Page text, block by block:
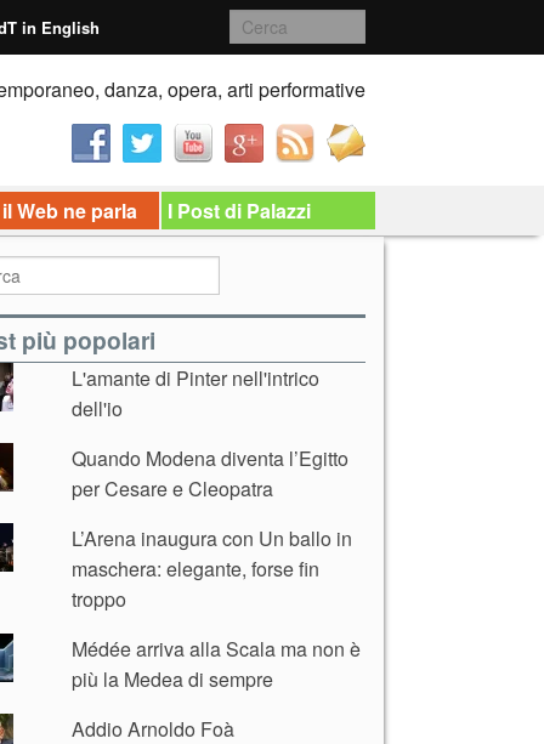
in English
danza, opera, arti performative
Web ne parla I Post di Palazzi
più popolari
L'amante di Pinter nell'intrico
dell'io
Quando Modena diventa l’Egitto
per Cesare e Cleopatra
L’Arena inaugura con Un ballo in
maschera: elegante, forse fin
troppo
Médée arriva alla Scala ma non è
più la Medea di sempre
Addio Arnoldo Foà